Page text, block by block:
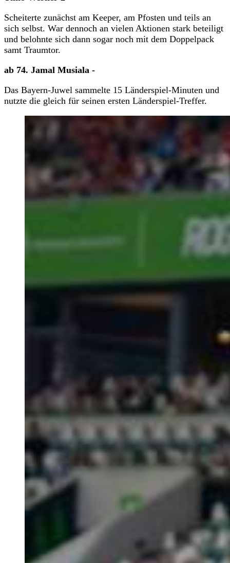
Scheiterte zunächst am Keeper, am Pfosten und teils an
sich selbst. War dennoch an vielen Aktionen stark beteiligt
und belohnte sich dann sogar noch mit dem Doppelpack
samt Traumtor.
ab 74. Jamal Musiala -
Das Bayern-Juwel sammelte 15 Länderspiel-Minuten und
nutzte die gleich für seinen ersten Länderspiel-Treffer.